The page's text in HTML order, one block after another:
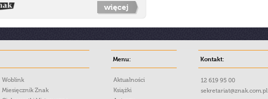
więcej
Woblink
Miesięcznik Znak
Menu:
Aktualności
Książki
Kontakt:
12 619 95 00
sekretariat@znak.com.pl